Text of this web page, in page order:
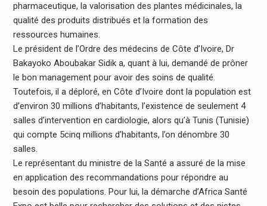
pharmaceutique, la valorisation des plantes médicinales, la
qualité des produits distribués et la formation des
ressources humaines.
Le président de l’Ordre des médecins de Côte d’Ivoire, Dr
Bakayoko Aboubakar Sidik a, quant à lui, demandé de prôner
le bon management pour avoir des soins de qualité.
Toutefois, il a déploré, en Côte d’Ivoire dont la population est
d’environ 30 millions d’habitants, l’existence de seulement 4
salles d’intervention en cardiologie, alors qu’à Tunis (Tunisie)
qui compte 5cinq millions d’habitants, l’on dénombre 30
salles.
Le représentant du ministre de la Santé a assuré de la mise
en application des recommandations pour répondre au
besoin des populations. Pour lui, la démarche d’Africa Santé